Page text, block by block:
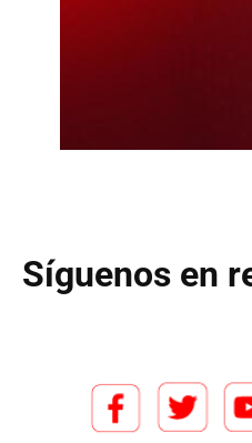
Síguenos en